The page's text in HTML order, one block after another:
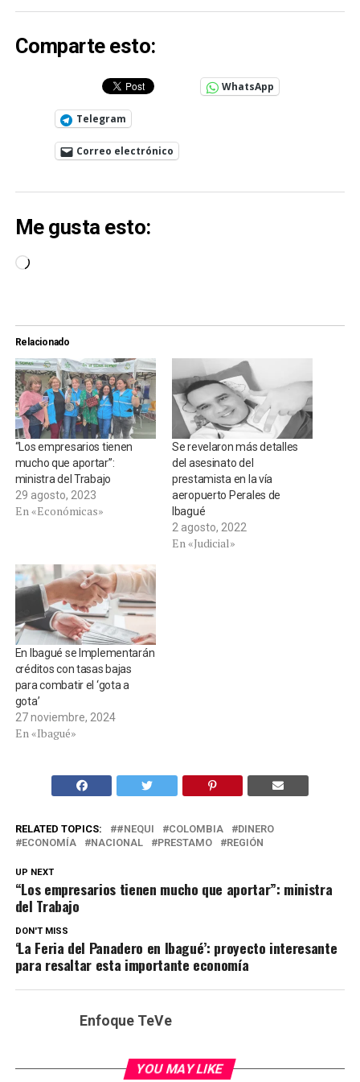
Comparte esto:
WhatsApp
Telegram
Correo electrónico
Me gusta esto:
Cargando...
Relacionado
“Los empresarios tienen
mucho que aportar”:
ministra del Trabajo
29 agosto, 2023
En «Económicas»
Se revelaron más detalles
del asesinato del
prestamista en la vía
aeropuerto Perales de
Ibagué
2 agosto, 2022
En «Judicial»
En Ibagué se Implementarán
créditos con tasas bajas
para combatir el ‘gota a
gota’
27 noviembre, 2024
En «Ibagué»
RELATED TOPICS: #NEQUI COLOMBIA
DINERO
ECONOMÍA
NACIONAL PRESTAMO REGIÓN
UP NEXT
“Los empresarios tienen mucho que aportar”: ministra
del Trabajo
DON'T MISS
‘La Feria del Panadero en Ibagué’: proyecto interesante
para resaltar esta importante economía
Enfoque TeVe
YOU MAY LIKE